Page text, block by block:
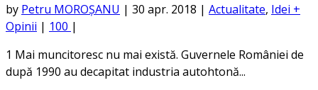
by Petru MOROȘANU | 30 apr. 2018 | Actualitate, Idei +
Opinii | 100 |
1 Mai muncitoresc nu mai există. Guvernele României de
după 1990 au decapitat industria autohtonă...